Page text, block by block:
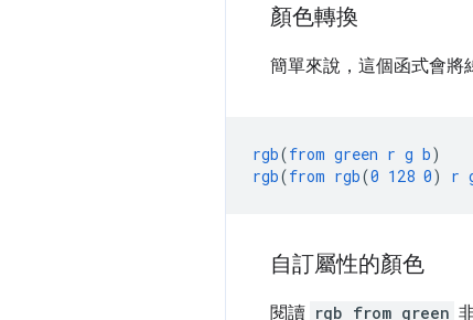
顏色轉換
簡單來說，這個函式會將
rgb(from green r g b)
rgb(from rgb(0 128 0) r
自訂屬性的顏色
閱讀 rgb from green